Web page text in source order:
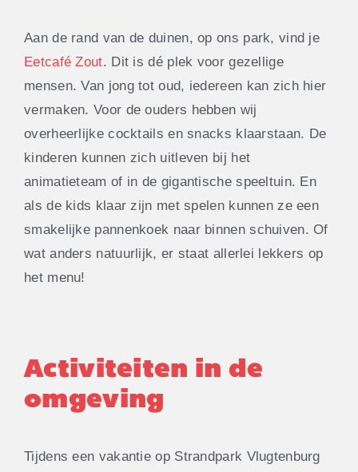
Aan de rand van de duinen, op ons park, vind je
Eetcafé Zout. Dit is dé plek voor gezellige
mensen. Van jong tot oud, iedereen kan zich hier
vermaken. Voor de ouders hebben wij
overheerlijke cocktails en snacks klaarstaan. De
kinderen kunnen zich uitleven bij het
animatieteam of in de gigantische speeltuin. En
als de kids klaar zijn met spelen kunnen ze een
smakelijke pannenkoek naar binnen schuiven. Of
wat anders natuurlijk, er staat allerlei lekkers op
het menu!
Activiteiten in de
omgeving
Tijdens een vakantie op Strandpark Vlugtenburg